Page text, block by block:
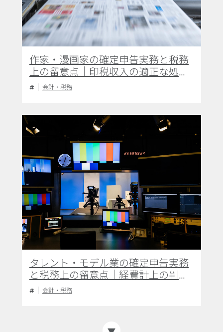
作家・漫画家の確定申告実務と税務
上の留意点｜印税収入の適正な処理
および経費計上の指針
会計・税務
タレント・モデル業の確定申告実務
と税務上の留意点｜経費計上の判断
基準と適正な申告手続き
会計・税務